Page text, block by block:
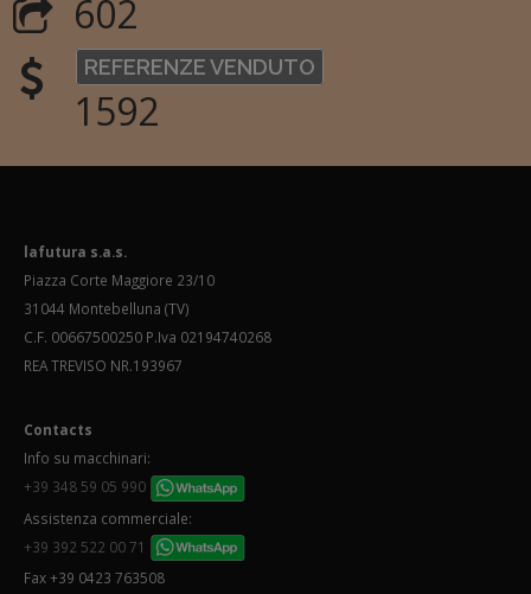
602
REFERENZE VENDUTO
1592
lafutura s.a.s.
Piazza Corte Maggiore 23/10
31044 Montebelluna (TV)
C.F. 00667500250 P.Iva 02194740268
REA TREVISO NR.193967
Contacts
Info su macchinari:
+39 348 59 05 990
Assistenza commerciale:
+39 392 522 00 71
Fax +39 0423 763508